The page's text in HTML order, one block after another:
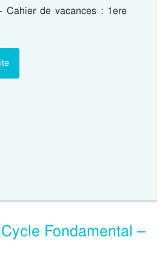
Cahier de vacances : 1ere
Fondamental –